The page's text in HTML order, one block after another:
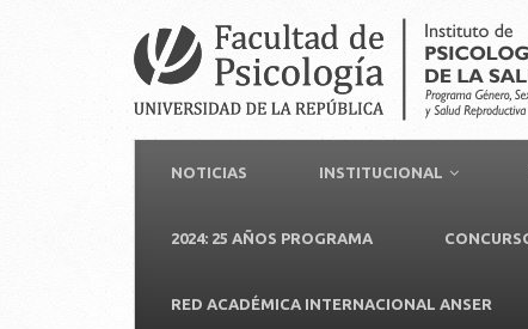
NOTICIAS INSTITUCIONAL
2024: 25 AÑOS PROGRAMA
RED ACADÉMICA INTERNACIONAL ANSER